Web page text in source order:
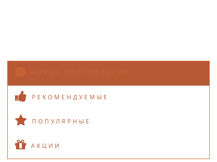
РЕКОМЕНДУЕМЫЕ
ПОПУЛЯРНЫЕ
АКЦИИ